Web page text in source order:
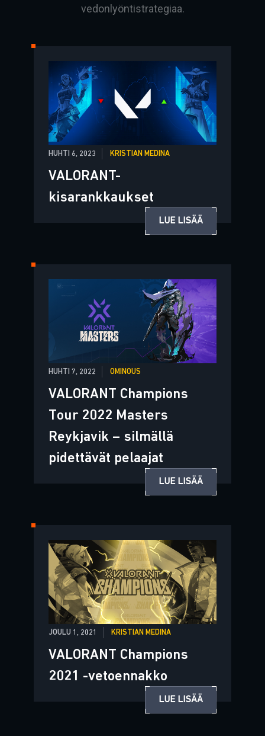
vedonlyöntistrategiaa.
HUHTI 6, 2023 KRISTIAN MEDINA
VALORANT-
kisarankkaukset
LUE LISÄÄ
HUHTI 7, 2022 OMINOUS
VALORANT Champions
Tour 2022 Masters
Reykjavik – silmällä
pidettävät pelaajat
LUE LISÄÄ
JOULU 1, 2021 KRISTIAN MEDINA
VALORANT Champions
2021 -vetoennakko
LUE LISÄÄ